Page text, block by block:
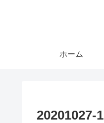
ホーム
20201027-1